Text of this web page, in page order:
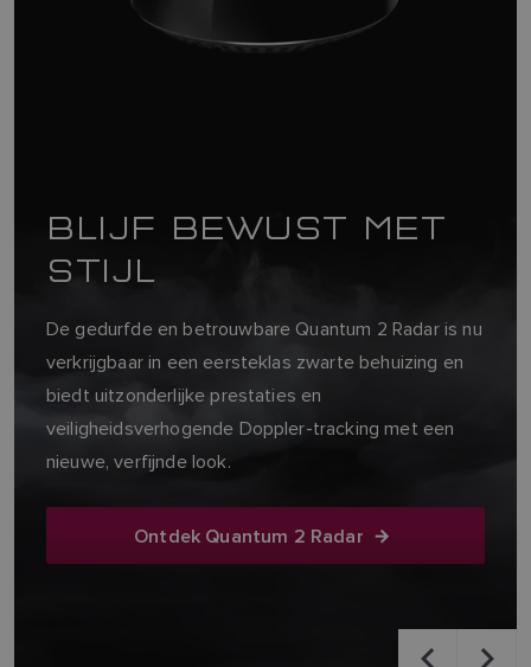
Het revolutionaire nieuwe Pathfinder Radar systeem
Ontdek Pathfinder